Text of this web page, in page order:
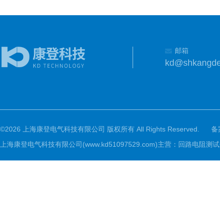
邮箱
©2026 上海康登电气科技有限公司 版权所有 All Rights Reserved.
备
上海康登电气科技有限公司(www.kd51097529.com)主营：回路电阻